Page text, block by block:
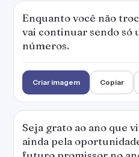
Criar imagem Copiar